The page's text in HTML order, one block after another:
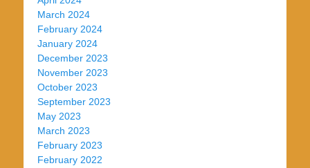
March 2024
February 2024
January 2024
December 2023
November 2023
October 2023
September 2023
May 2023
March 2023
February 2023
February 2022